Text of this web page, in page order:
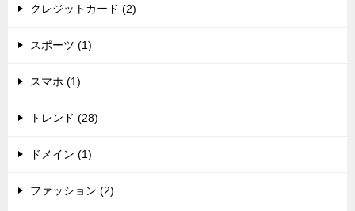
クレジットカード (2)
スポーツ (1)
スマホ (1)
トレンド (28)
ドメイン (1)
ファッション (2)